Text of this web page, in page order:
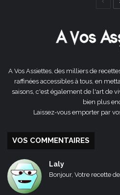
A Vos Assiettes, des milliers de
raffinées accessibles à tous, en
saisons, c'est également de l'art de
bien plus
Laissez-vous emporter par
VOS COMMENTAIRES
Laly
Bonjour, Votre recette